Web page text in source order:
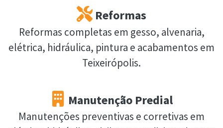
Reformas
Reformas completas em gesso, alvenaria,
elétrica, hidráulica, pintura e acabamentos em
Teixeirópolis.
Manutenção Predial
Manutenções preventivas e corretivas em